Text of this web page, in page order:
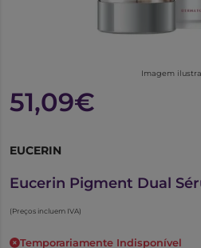
Imagem
51,09€
EUCERIN
Eucerin Pigment Dual
(Preços incluem IVA)
Temporariamente Indisponível